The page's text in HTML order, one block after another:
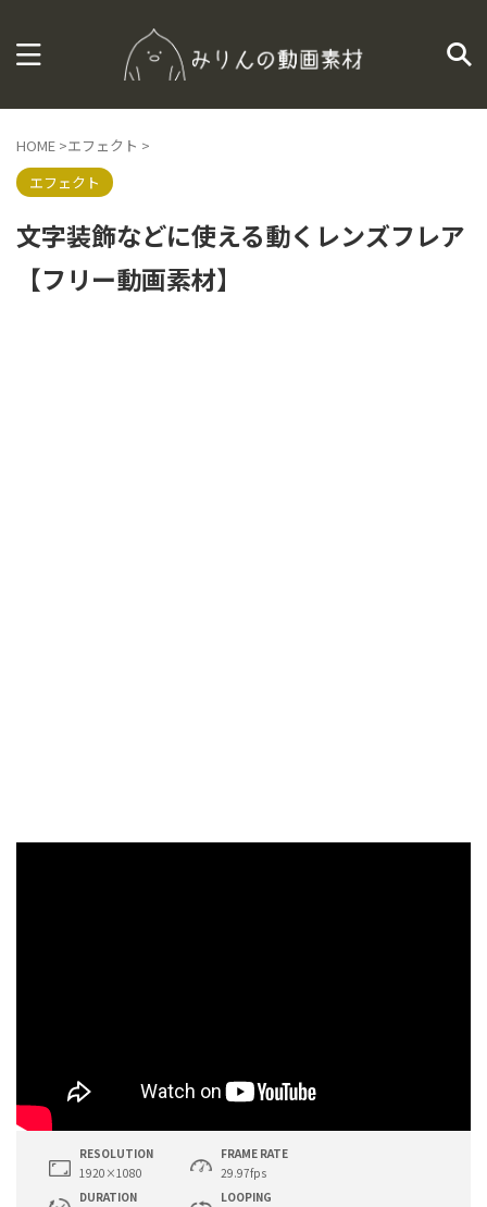
HOME >エフェクト >
エフェクト
文字装飾などに使える動くレンズフレア
【フリー動画素材】
RESOLUTION
1920×1080
FRAME RATE
29.97fps
DURATION
LOOPING